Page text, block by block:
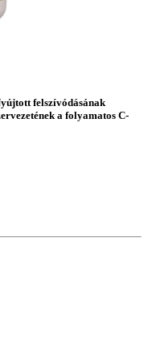
felszívódásának
a folyamatos C-